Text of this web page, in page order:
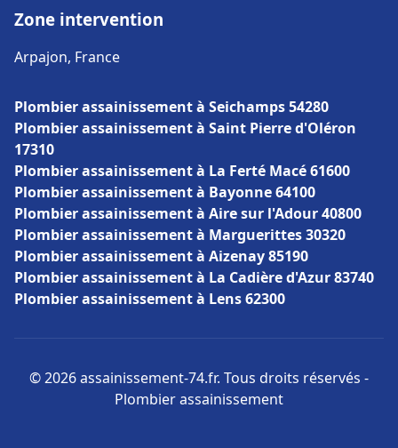
Zone intervention
Arpajon, France
Plombier assainissement à Seichamps 54280
Plombier assainissement à Saint Pierre d'Oléron
17310
Plombier assainissement à La Ferté Macé 61600
Plombier assainissement à Bayonne 64100
Plombier assainissement à Aire sur l'Adour 40800
Plombier assainissement à Marguerittes 30320
Plombier assainissement à Aizenay 85190
Plombier assainissement à La Cadière d'Azur 83740
Plombier assainissement à Lens 62300
© 2026 assainissement-74.fr. Tous droits réservés -
Plombier assainissement